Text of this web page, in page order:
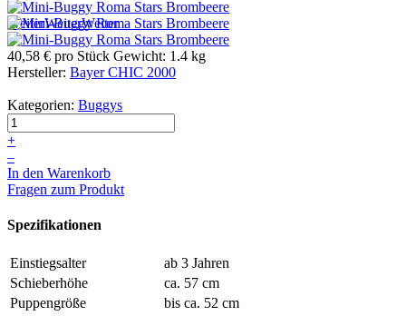
WeiterWeiterWeiter
40,58 € pro Stück Gewicht: 1.4 kg
Hersteller: Bayer CHIC 2000
Kategorien: Buggys
+
–
In den Warenkorb
Fragen zum Produkt
Spezifikationen
Einstiegsalter
ab 3 Jahren
Schieberhöhe
ca. 57 cm
Puppengröße
bis ca. 52 cm